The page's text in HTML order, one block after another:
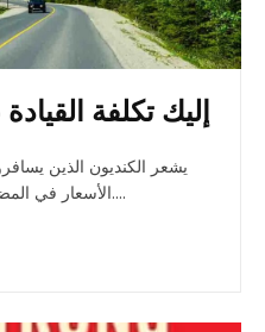
إليك تكلفة
الأسعار في المضخات. كأمة، نحب السفر في بلدنا....